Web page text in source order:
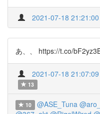
2021-07-18 21:21:00
あ、、 https://t.co/
2021-07-18 21:07:09
13
10 @ASE_Tuna